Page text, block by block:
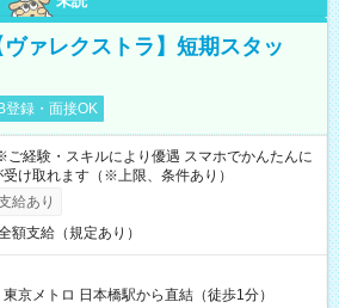
ァレクストラ】短期スタッ
登録・面接OK
経験・スキルにより優遇 スマホでかんたんに
け取れます（※上限、条件あり）
給あり
額支給（規定あり）
京メトロ 日本橋駅から直結（徒歩1分）